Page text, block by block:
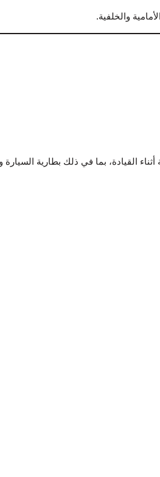
القيادة، بما في ذلك بطارية